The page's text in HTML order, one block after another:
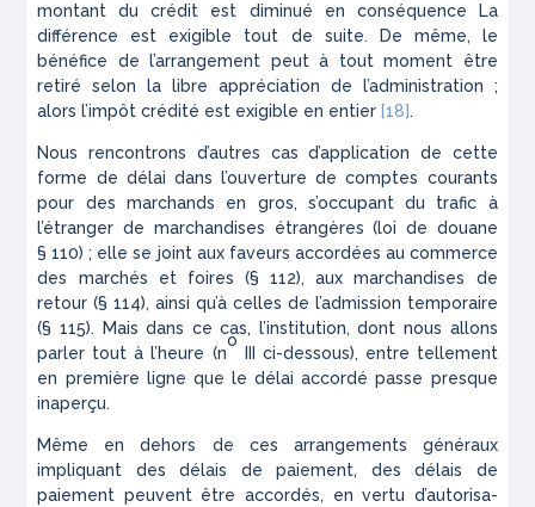
montant du crédit est diminué en conséquence La
différence est exigible tout de suite. De même, le
bénéfice de l’arrangement peut à tout moment être
retiré selon la libre appréciation de l’administration ;
alors l’impôt crédité est exigible en entier [18].
Nous rencontrons d’autres cas d’application de cette
forme de délai dans l’ouverture de comptes courants
pour des marchands en gros, s’occupant du trafic à
l’étranger de marchandises étrangères (loi de douane
§ 110) ; elle se joint aux faveurs accordées au commerce
des marchés et foires (§ 112), aux marchan­dises de
retour (§ 114), ainsi qu’à celles de l’admission temporaire
(§ 115). Mais dans ce cas, l’institution, dont nous allons
parler tout à l’heure (n
o
III ci-des­sous), entre tellement
en première ligne que le délai accordé passe presque
inaperçu.
Même en dehors de ces arrangements généraux
impliquant des délais de paiement, des délais de
paiement peuvent être accordés, en vertu d’autorisa­